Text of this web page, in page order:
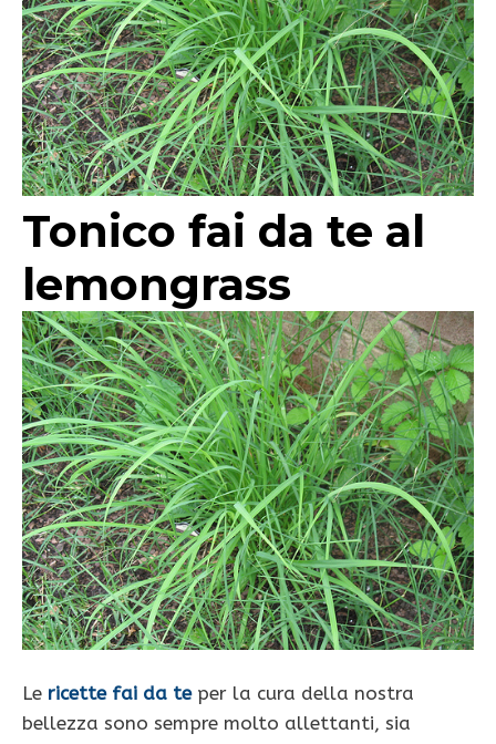
Tonico fai da te al
lemongrass
Le ricette fai da teper la cura della nostra
bellezza sono sempre molto allettanti, sia